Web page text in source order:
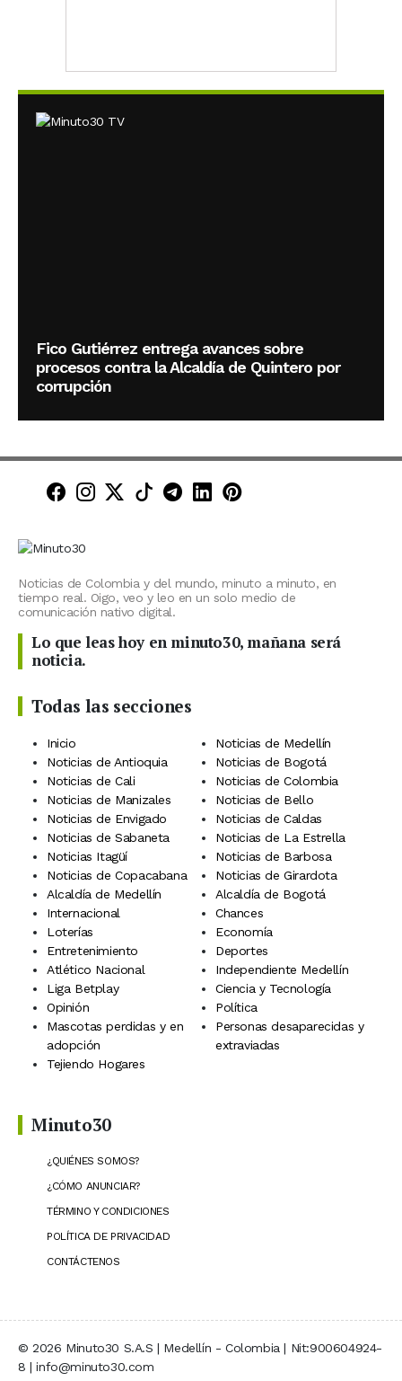
Fico Gutiérrez entrega avances sobre
procesos contra la Alcaldía de Quintero por
corrupción
Minuto30 en Facebook
Minuto30 en Instagram
Minuto30 en X (Twitter)
Minuto30 en TikTok
Canal de Minuto30 en
Minuto30 en LinkedIn
Minuto30 en
Noticias de Colombia y del mundo, minuto a minuto, en
tiempo real. Oigo, veo y leo en un solo medio de
comunicación nativo digital.
Lo que leas hoy en minuto30, mañana será
noticia.
Todas las secciones
Inicio
Noticias de Medellín
Noticias de Antioquia
Noticias de Bogotá
Noticias de Cali
Noticias de Colombia
Noticias de Manizales
Noticias de Bello
Noticias de Envigado
Noticias de Caldas
Noticias de Sabaneta
Noticias de La Estrella
Noticias Itagüí
Noticias de Barbosa
Noticias de Copacabana
Noticias de Girardota
Alcaldía de Medellín
Alcaldía de Bogotá
Internacional
Chances
Loterías
Economía
Entretenimiento
Deportes
Atlético Nacional
Independiente Medellín
Liga Betplay
Ciencia y Tecnología
Opinión
Política
Mascotas perdidas y en
adopción
Personas desaparecidas y
extraviadas
Tejiendo Hogares
Minuto30
¿QUIÉNES SOMOS?
¿CÓMO ANUNCIAR?
TÉRMINO Y CONDICIONES
POLÍTICA DE PRIVACIDAD
CONTÁCTENOS
© 2026 Minuto30 S.A.S | Medellín - Colombia | Nit:900604924-
8 | info@minuto30.com